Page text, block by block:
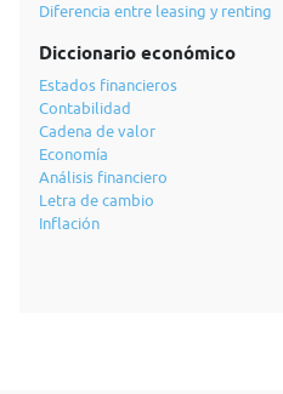
Diferencia entre leasing y renting
Diccionario económico
Estados financieros
Contabilidad
Cadena de valor
Economía
Análisis financiero
Letra de cambio
Inflación